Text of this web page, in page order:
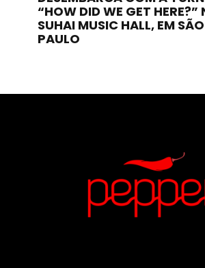
“HOW DID WE GET HERE?”
SUHAI MUSIC HALL, EM SÃO
PAULO